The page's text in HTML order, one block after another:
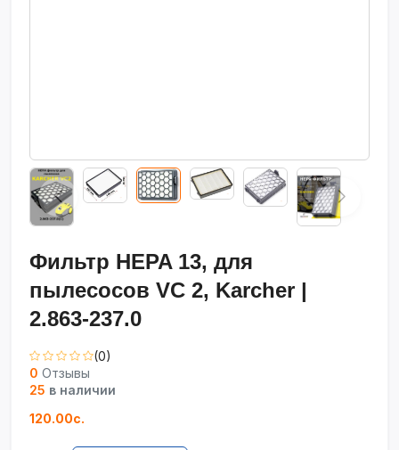
Фильтр HEPA 13, для
пылесосов VC 2, Karcher |
2.863-237.0
(0)
0 Отзывы
25 в наличии
120.00с.